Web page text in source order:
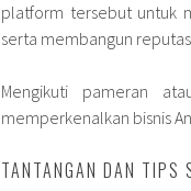
platform tersebut untuk
serta membangun
Mengikuti pameran
memperkenalkan bisnis
TANTANGAN DAN TIPS